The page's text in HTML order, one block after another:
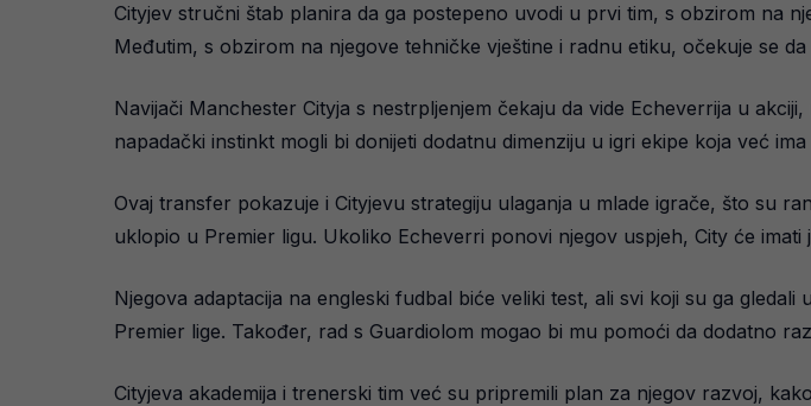
Cityjev stručni štab planira da ga postepeno uvodi u prvi tim, s obzirom na
Međutim, s obzirom na njegove tehničke vještine i radnu etiku, očekuje se
Navijači Manchester Cityja s nestrpljenjem čekaju da vide Echeverrija u
napadački instinkt mogli bi donijeti dodatnu dimenziju u igri ekipe koja već
Ovaj transfer pokazuje i Cityjevu strategiju ulaganja u mlade igrače, što su
uklopio u Premier ligu. Ukoliko Echeverri ponovi njegov uspjeh, City će
Njegova adaptacija na engleski fudbal biće veliki test, ali svi koji su ga
Premier lige. Također, rad s Guardiolom mogao bi mu pomoći da dodatno
Cityjeva akademija i trenerski tim već su pripremili plan za njegov razvoj,